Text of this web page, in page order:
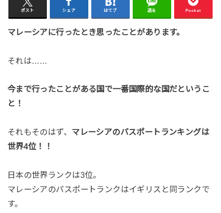
ポスト シェア はてブ 送る Pocket
マレーシアに行ったとき思ったことがあります。
それは……
今まで行ったことがある国で一番国際的な国だというこ
と！
それもそのはず、 マレーシアのパスポートランキングは
世界4位！！
日本の世界ランクは3位。
マレーシアのパスポートランクはイギリスと同ランクで
す。